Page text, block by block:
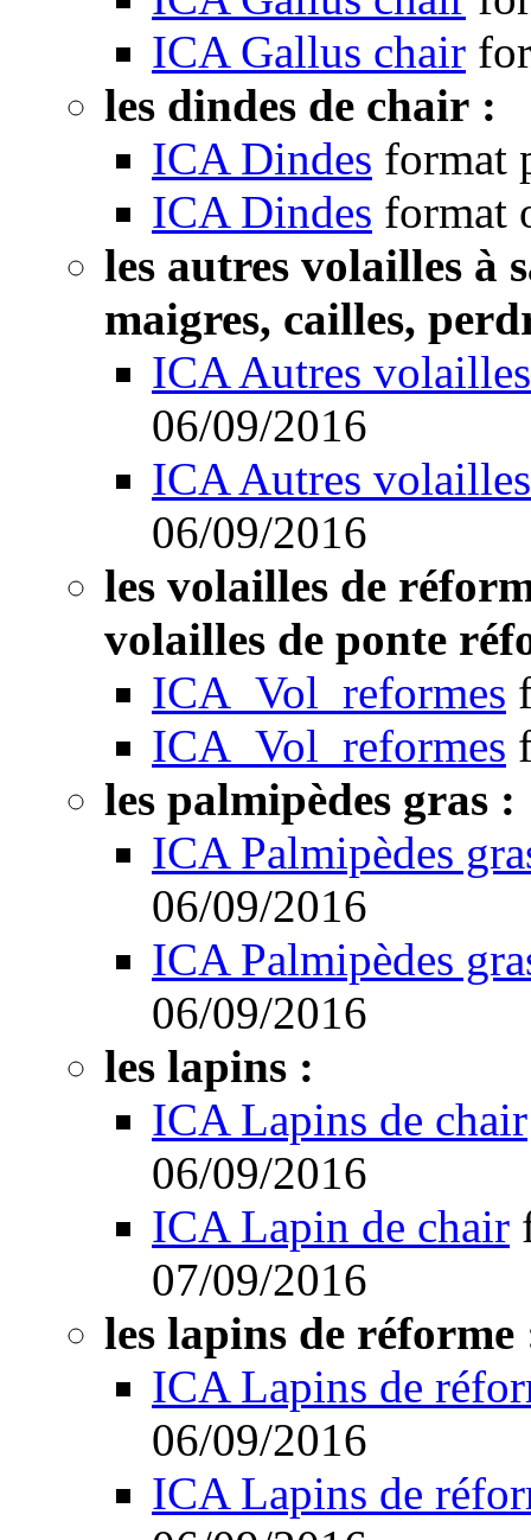
ICA Gallus chair
les dindes de chair :
ICA Dindes format
ICA Dindes format
les autres volailles à
maigres, cailles,
ICA Autres volailles
06/09/2016
ICA Autres volailles
06/09/2016
les volailles de
volailles de ponte
ICA_Vol_reformes
ICA_Vol_reformes
les palmipèdes gras :
ICA Palmipèdes
06/09/2016
ICA Palmipèdes
06/09/2016
les lapins :
ICA Lapins de chair
06/09/2016
ICA Lapin de chair
07/09/2016
les lapins de réforme
ICA Lapins de
06/09/2016
ICA Lapins de